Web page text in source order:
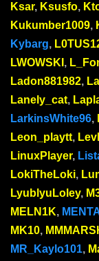
Ksar, Ksusfo,
Kukumber1009,
Kybarg,
LWOWSKI ,
Ladon881982,
Lanely_cat,
LarkinsWhite96,
Leon_playtt,
LinuxPlayer,
LokiTheLoki,
LyublyuLoley,
MELN1K,
MK10,
MR_Kaylo101,